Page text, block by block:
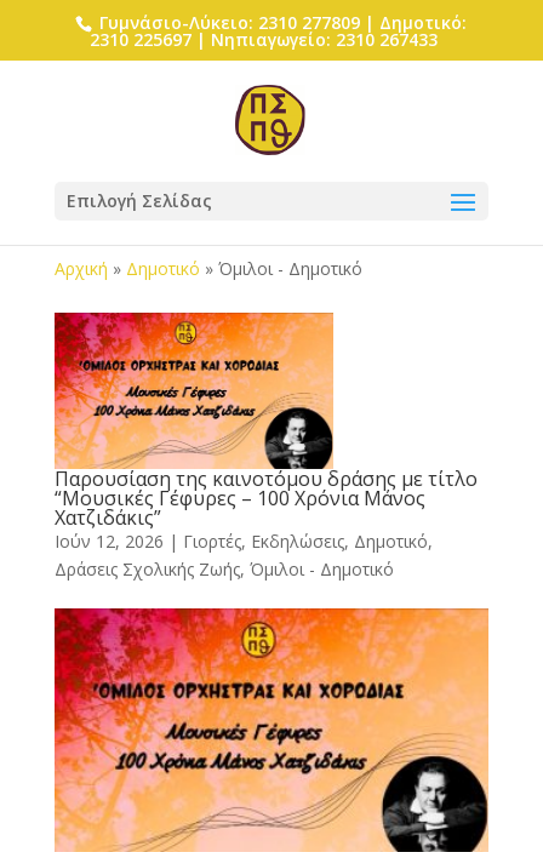
Γυμνάσιο-Λύκειο: 2310 277809 | Δημοτικό:
2310 225697 | Νηπιαγωγείο: 2310 267433
Επιλογή Σελίδας
Αρχική » Δημοτικό » Όμιλοι - Δημοτικό
Παρουσίαση της καινοτόμου δράσης με τίτλο
“Μουσικές Γέφυρες – 100 Χρόνια Μάνος
Χατζιδάκις”
Ιούν 12, 2026 | Γιορτές, Εκδηλώσεις, Δημοτικό,
Δράσεις Σχολικής Ζωής, Όμιλοι - Δημοτικό